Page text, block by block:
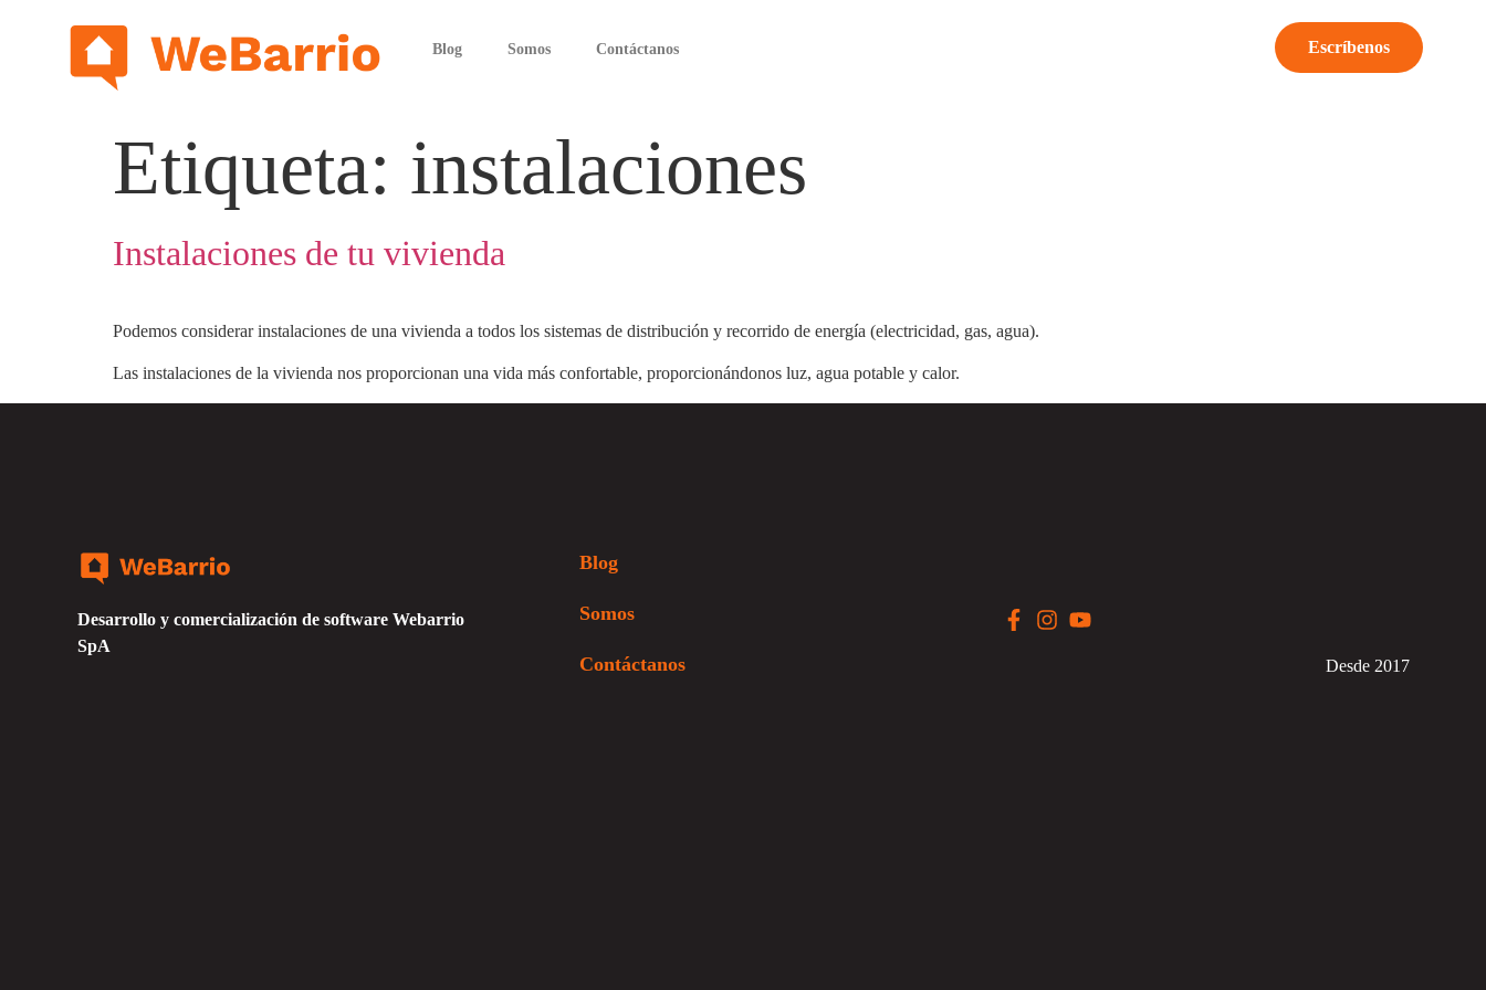
Blog Somos Contáctanos Escríbenos
Etiqueta: instalaciones
Instalaciones de tu vivienda
Podemos considerar instalaciones de una vivienda a todos los sistemas de distribución y recorrido de energía (electricidad, gas, agua).
Las instalaciones de la vivienda nos proporcionan una vida más confortable, proporcionándonos luz, agua potable y calor.
Desarrollo y comercialización de software Webarrio
SpA
Blog
Somos
Contáctanos Desde 2017